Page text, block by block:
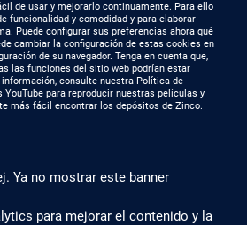
NOSOTROS
Contáctenos
de usar y mejorarlo continuamente. Para ello
funcionalidad y comodidad y para elaborar
Puede configurar sus preferencias ahora qué
cambiar la configuración de estas cookies en
de su navegador. Tenga en cuenta que,
las funciones del sitio web podrían estar
consulte nuestra Política de
YouTube para reproducir nuestras películas y
más fácil encontrar los depósitos de Zinco.
Ya no mostrar este banner
para mejorar el contenido y la